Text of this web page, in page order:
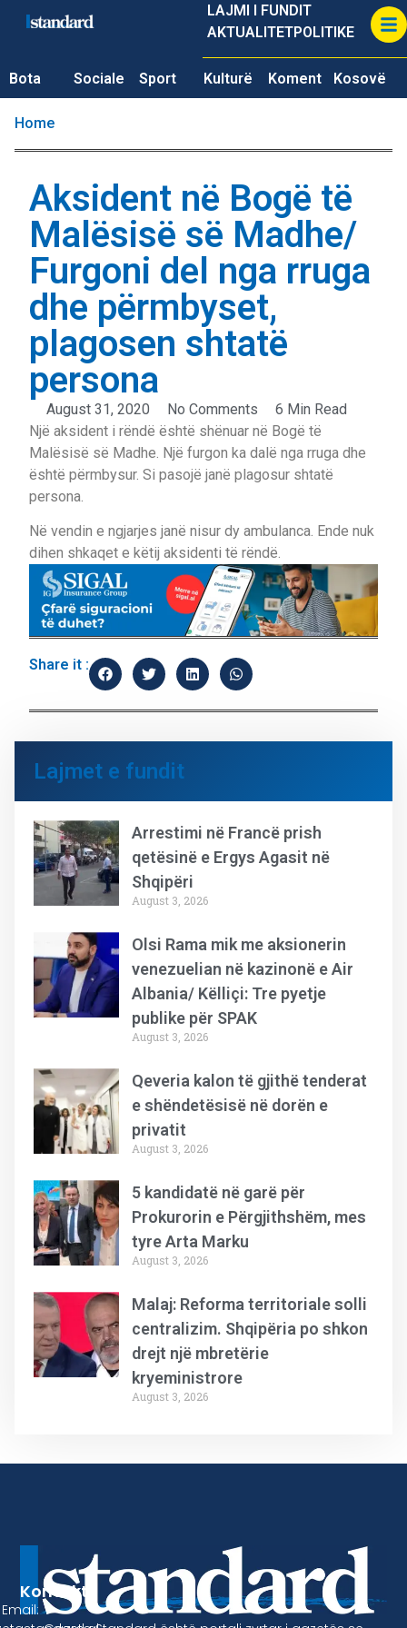
LAJMI I FUNDIT
AKTUALITETPOLITIKE
Bota Sociale Sport Kulturë Koment Kosovë
Home
Aksident në Bogë të
Malësisë së Madhe/
Furgoni del nga rruga
dhe përmbyset,
plagosen shtatë
persona
August 31, 2020 No Comments
6 Min Read
Një aksident i rëndë është shënuar në Bogë të
Malësisë së Madhe. Një furgon ka dalë nga rruga dhe
është përmbysur. Si pasojë janë plagosur shtatë
persona.
Në vendin e ngjarjes janë nisur dy ambulanca. Ende nuk
dihen shkaqet e këtij aksidenti të rëndë.
Share it :
Lajmet e fundit
Arrestimi në Francë prish
qetësinë e Ergys Agasit në
Shqipëri
August 3, 2026
Olsi Rama mik me aksionerin
venezuelian në kazinonë e Air
Albania/ Këlliçi: Tre pyetje
publike për SPAK
August 3, 2026
Qeveria kalon të gjithë tenderat
e shëndetësisë në dorën e
privatit
August 3, 2026
5 kandidatë në garë për
Prokurorin e Përgjithshëm, mes
tyre Arta Marku
August 3, 2026
Malaj: Reforma territoriale solli
centralizim. Shqipëria po shkon
drejt një mbretërie
kryeministrore
August 3, 2026
Kontakt
Email: